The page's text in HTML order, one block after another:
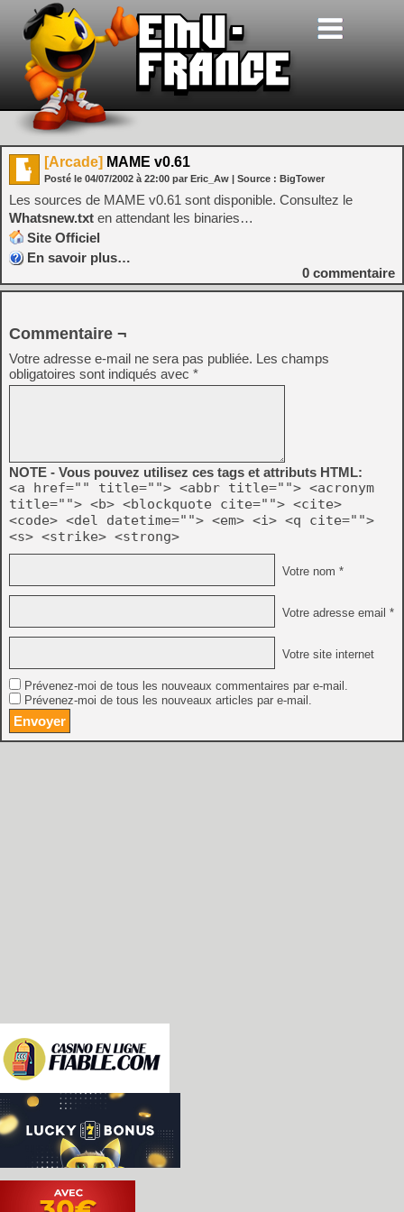
[Arcade] MAME v0.61
Posté le 04/07/2002 à 22:00 par Eric_Aw | Source : BigTower
Les sources de MAME v0.61 sont disponible. Consultez le
Whatsnew.txt en attendant les binaries…
Site Officiel
En savoir plus…
0 commentaire
Commentaire ¬
Votre adresse e-mail ne sera pas publiée. Les champs
obligatoires sont indiqués avec *
NOTE - Vous pouvez utilisez ces tags et attributs HTML:
<a href="" title=""> <abbr title=""> <acronym
title=""> <b> <blockquote cite=""> <cite>
<code> <del datetime=""> <em> <i> <q cite="">
<s> <strike> <strong>
Votre nom *
Votre adresse email *
Votre site internet
Prévenez-moi de tous les nouveaux commentaires par e-mail.
Prévenez-moi de tous les nouveaux articles par e-mail.